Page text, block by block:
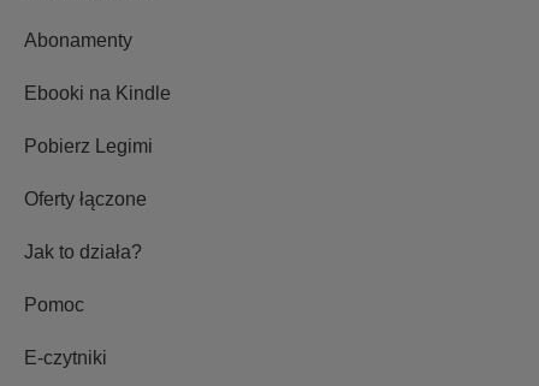
Abonamenty
Ebooki na Kindle
Pobierz Legimi
Oferty łączone
Jak to działa?
Pomoc
E-czytniki